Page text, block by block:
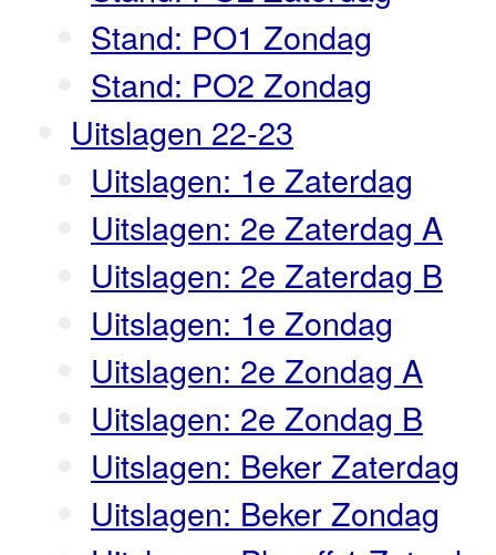
Stand: PO1 Zondag
Stand: PO2 Zondag
Uitslagen 22-23
Uitslagen: 1e Zaterdag
Uitslagen: 2e Zaterdag A
Uitslagen: 2e Zaterdag B
Uitslagen: 1e Zondag
Uitslagen: 2e Zondag A
Uitslagen: 2e Zondag B
Uitslagen: Beker Zaterdag
Uitslagen: Beker Zondag